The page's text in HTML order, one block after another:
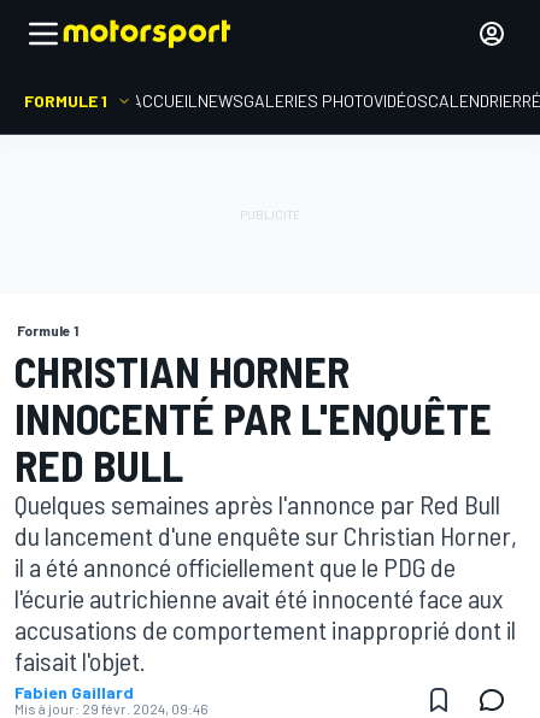
FORMULE 1 ACCUEIL NEWSGALERIES PHOTOVIDÉOSCALENDRIER
Formule 1
CHRISTIAN HORNER
INNOCENTÉ PAR L'ENQUÊTE
RED BULL
Quelques semaines après l'annonce par Red Bull
du lancement d'une enquête sur Christian Horner,
il a été annoncé officiellement que le PDG de
l'écurie autrichienne avait été innocenté face aux
accusations de comportement inapproprié dont il
faisait l'objet.
Fabien Gaillard
Mis à jour: 29 févr. 2024, 09:46